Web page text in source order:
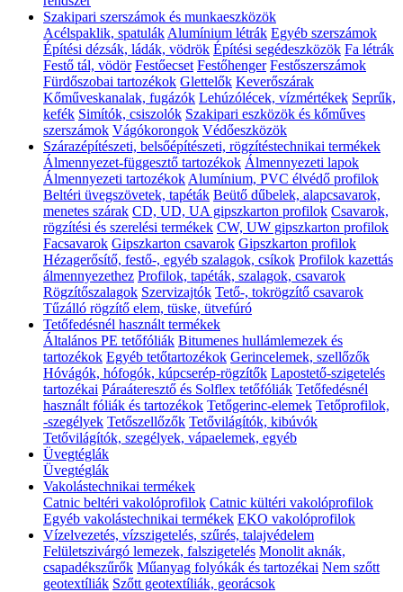
Szakipari szerszámok és munkaeszközök
Acélspaklik, spatulák Alumínium létrák Egyéb szerszámok
Építési dézsák, ládák, vödrök Építési segédeszközök Fa létrák
Festő tál, vödör Festőecset Festőhenger Festőszerszámok
Fürdőszobai tartozékok Glettelők Keverőszárak
Kőműveskanalak, fugázók Lehúzólécek, vízmértékek Seprűk,
kefék Simítók, csiszolók Szakipari eszközök és kőműves
szerszámok Vágókorongok Védőeszközök
Szárazépítészeti, belsőépítészeti, rögzítéstechnikai termékek
Álmennyezet-függesztő tartozékok Álmennyezeti lapok
Álmennyezeti tartozékok Alumínium, PVC élvédő profilok
Beltéri üvegszövetek, tapéták Beütő dűbelek, alapcsavarok,
menetes szárak CD, UD, UA gipszkarton profilok Csavarok,
rögzítési és szerelési termékek CW, UW gipszkarton profilok
Facsavarok Gipszkarton csavarok Gipszkarton profilok
Hézagerősítő, festő-, egyéb szalagok, csíkok Profilok kazettás
álmennyezethez Profilok, tapéták, szalagok, csavarok
Rögzítőszalagok Szervizajtók Tető-, tokrögzítő csavarok
Tűzálló rögzítő elem, tüske, ütvefúró
Tetőfedésnél használt termékek
Általános PE tetőfóliák Bitumenes hullámlemezek és
tartozékok Egyéb tetőtartozékok Gerincelemek, szellőzők
Hóvágók, hófogók, kúpcserép-rögzítők Lapostető-szigetelés
tartozékai Páraáteresztő és Solflex tetőfóliák Tetőfedésnél
használt fóliák és tartozékok Tetőgerinc-elemek Tetőprofilok,
-szegélyek Tetőszellőzők Tetővilágítók, kibúvók
Tetővilágítók, szegélyek, vápaelemek, egyéb
Üvegtéglák
Üvegtéglák
Vakolástechnikai termékek
Catnic beltéri vakolóprofilok Catnic kültéri vakolóprofilok
Egyéb vakolástechnikai termékek EKO vakolóprofilok
Vízelvezetés, vízszigetelés, szűrés, talajvédelem
Felületszivárgó lemezek, falszigetelés Monolit aknák,
csapadékszűrők Műanyag folyókák és tartozékai Nem szőtt
geotextíliák Szőtt geotextíliák, georácsok